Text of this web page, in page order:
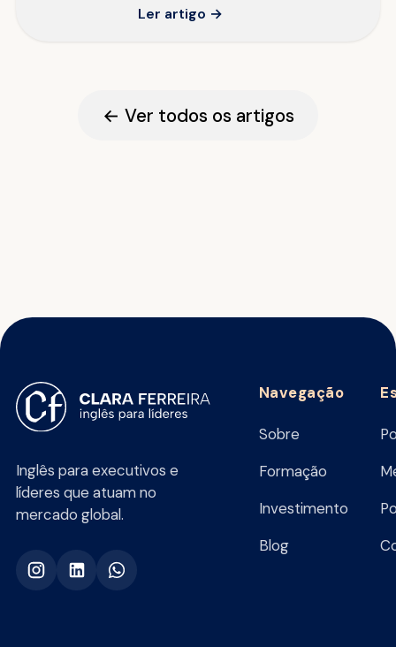
apresentam internacionalmente
Ler artigo →
← Ver todos os artigos
Inglês para executivos e
líderes que atuam no
mercado global.
Navegação
Sobre
Formação
Investimento
Blog